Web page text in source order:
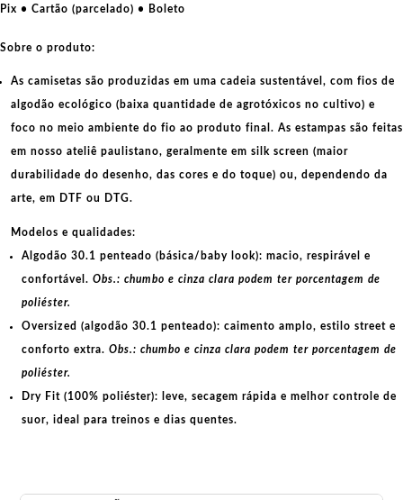
Pix • Cartão (parcelado) • Boleto
Sobre o produto:
As camisetas são produzidas em uma cadeia sustentável, com fios de
algodão ecológico (baixa quantidade de agrotóxicos no cultivo) e
foco no meio ambiente do fio ao produto final. As estampas são feitas
em nosso ateliê paulistano, geralmente em silk screen (maior
durabilidade do desenho, das cores e do toque) ou, dependendo da
arte, em DTF ou DTG.
Modelos e qualidades:
Algodão 30.1 penteado (básica/baby look): macio, respirável e
confortável. Obs.: chumbo e cinza clara podem ter porcentagem de
poliéster.
Oversized (algodão 30.1 penteado): caimento amplo, estilo street e
conforto extra. Obs.: chumbo e cinza clara podem ter porcentagem de
poliéster.
Dry Fit (100% poliéster): leve, secagem rápida e melhor controle de
suor, ideal para treinos e dias quentes.